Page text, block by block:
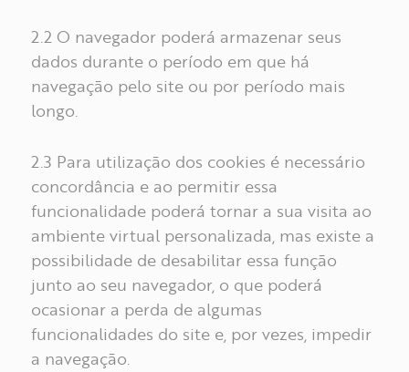
2.2 O navegador poderá armazenar seus
dados durante o período em que há
navegação pelo site ou por período mais
longo.
2.3 Para utilização dos cookies é necessário
concordância e ao permitir essa
funcionalidade poderá tornar a sua visita ao
ambiente virtual personalizada, mas existe a
possibilidade de desabilitar essa função
junto ao seu navegador, o que poderá
ocasionar a perda de algumas
funcionalidades do site e, por vezes, impedir
a navegação.